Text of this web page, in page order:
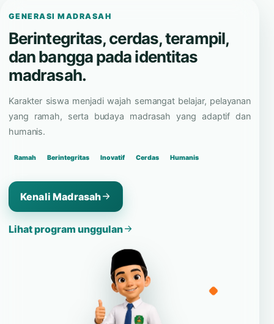
GENERASI MADRASAH
Berintegritas, cerdas, terampil,
dan bangga pada identitas
madrasah.
Karakter siswa menjadi wajah semangat belajar, pelayanan
yang ramah, serta budaya madrasah yang adaptif dan
humanis.
Ramah Berintegritas Inovatif Cerdas Humanis
Kenali Madrasah
Lihat program unggulan